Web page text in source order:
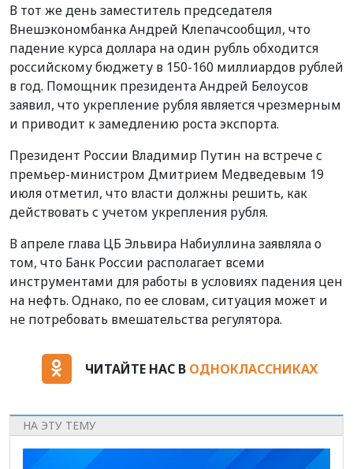
В тот же день заместитель председателя
Внешэкономбанка Андрей Клепачсообщил, что
падение курса доллара на один рубль обходится
российскому бюджету в 150-160 миллиардов рублей
в год. Помощник президента Андрей Белоусов
заявил, что укрепление рубля является чрезмерным
и приводит к замедлению роста экспорта.
Президент России Владимир Путин на встрече с
премьер-министром Дмитрием Медведевым 19
июля отметил, что власти должны решить, как
действовать с учетом укрепления рубля.
В апреле глава ЦБ Эльвира Набиуллина заявляла о
том, что Банк России располагает всеми
инструментами для работы в условиях падения цен
на нефть. Однако, по ее словам, ситуация может и
не потребовать вмешательства регулятора.
ЧИТАЙТЕ НАС В ОДНОКЛАССНИКАХ
НА ЭТУ ТЕМУ